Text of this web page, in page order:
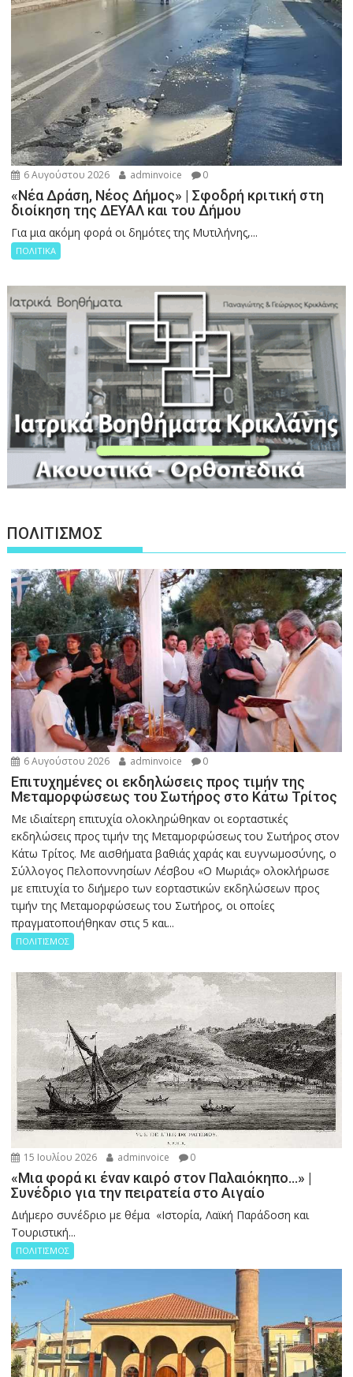
6 Αυγούστου 2026 adminvoice 0
«Νέα Δράση, Νέος Δήμος» | Σφοδρή κριτική στη
διοίκηση της ΔΕΥΑΛ και του Δήμου
Για μια ακόμη φορά οι δημότες της Μυτιλήνης,...
ΠΟΛΙΤΙΚΑ
ΠΟΛΙΤΙΣΜΟΣ
6 Αυγούστου 2026 adminvoice 0
Επιτυχημένες οι εκδηλώσεις προς τιμήν της
Μεταμορφώσεως του Σωτήρος στο Κάτω Τρίτος
Με ιδιαίτερη επιτυχία ολοκληρώθηκαν οι εορταστικές
εκδηλώσεις προς τιμήν της Μεταμορφώσεως του Σωτήρος στον
Κάτω Τρίτος. Με αισθήματα βαθιάς χαράς και ευγνωμοσύνης, ο
Σύλλογος Πελοποννησίων Λέσβου «Ο Μωριάς» ολοκλήρωσε
με επιτυχία το διήμερο των εορταστικών εκδηλώσεων προς
τιμήν της Μεταμορφώσεως του Σωτήρος, οι οποίες
πραγματοποιήθηκαν στις 5 και...
ΠΟΛΙΤΙΣΜΟΣ
15 Ιουλίου 2026 adminvoice 0
«Μια φορά κι έναν καιρό στον Παλαιόκηπο…» |
Συνέδριο για την πειρατεία στο Αιγαίο
Διήμερο συνέδριο με θέμα «Ιστορία, Λαϊκή Παράδοση και
Τουριστική...
ΠΟΛΙΤΙΣΜΟΣ